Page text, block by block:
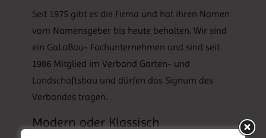
Seit 1975 gibt es die Firma und hat ihren Namen
vom Namensgeber bis heute behalten. Wir sind
ein GaLaBau- Fachunternehmen und sind seit
1986 Mitglied im Verband Garten- und
Landschaftsbau und dürfen das Signum des
Verbandes tragen.
Modern oder Klassisch